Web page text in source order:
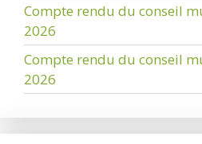
Compte rendu du conseil
2026
Compte rendu du conseil
2026